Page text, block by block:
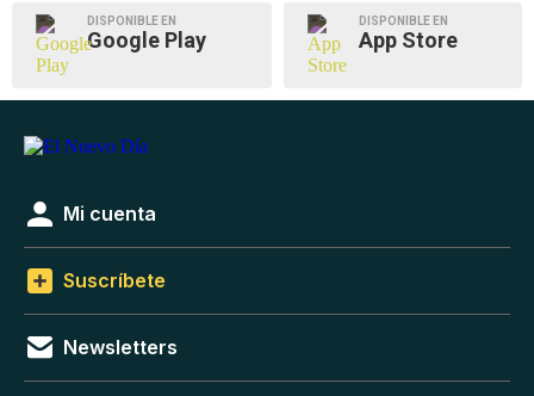
DISPONIBLE EN
Google Play
DISPONIBLE EN
App Store
Mi cuenta
Suscríbete
Newsletters